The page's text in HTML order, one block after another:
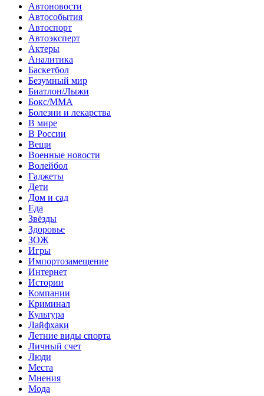
Автоновости
Автособытия
Автоспорт
Автоэксперт
Актеры
Аналитика
Баскетбол
Безумный мир
Биатлон/Лыжи
Бокс/MMA
Болезни и лекарства
В мире
В России
Вещи
Военные новости
Волейбол
Гаджеты
Дети
Дом и сад
Еда
Звёзды
Здоровье
ЗОЖ
Игры
Импортозамещение
Интернет
Истории
Компании
Криминал
Культура
Лайфхаки
Летние виды спорта
Личный счет
Люди
Места
Мнения
Мода